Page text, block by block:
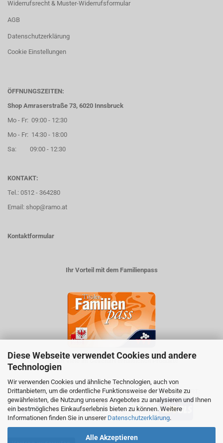
Diese Webseite verwendet Cookies und andere
Technologien
Wir verwenden Cookies und ähnliche Technologien, auch von
Drittanbietern, um die ordentliche Funktionsweise der Website zu
gewährleisten, die Nutzung unseres Angebotes zu analysieren und Ihnen
ein bestmögliches Einkaufserlebnis bieten zu können. Weitere
Informationen finden Sie in unserer Datenschutzerklärung.
Alle Akzeptieren
Widerrufsrecht & Muster-Widerrufsformular
AGB
Datenschutzerklärung
Cookie Einstellungen
ÖFFNUNGSZEITEN:
Shop Amraserstraße 73, 6020 Innsbruck
Mo - Fr: 09:00 - 12:30
Mo - Fr: 14:30 - 18:00
Sa: 09:00 - 12:30
KONTAKT:
Tel.: 0512 - 364280
Email: shop@ramo.at
Kontaktformular
Ihr Vorteil mit dem Familienpass
5% auf viele im Geschäft erhältlichen Produkte
ZAHLUNGSARTEN VERSANDART: